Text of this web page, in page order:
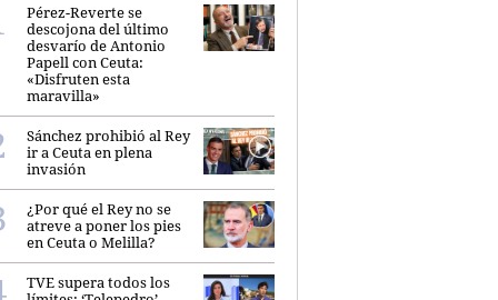
Pérez-Reverte se
descojona del último
desvarío de Antonio
Papell con Ceuta:
«Disfruten esta
maravilla»
Sánchez prohibió al Rey
ir a Ceuta en plena
invasión
¿Por qué el Rey no se
atreve a poner los pies
en Ceuta o Melilla?
TVE supera todos los